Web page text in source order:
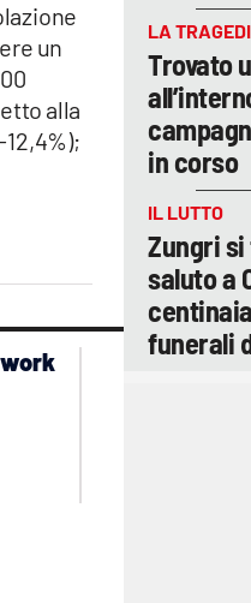
un
alla
12,4%);
LA
Trovato
in corso
IL LUTTO
Zungri
saluto a
funerali
lacplay.it